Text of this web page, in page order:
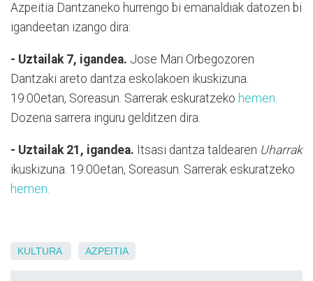
Azpeitia Dantzaneko hurrengo bi emanaldiak datozen bi
igandeetan izango dira:
- Uztailak 7, igandea. Jose Mari Orbegozoren
Dantzaki areto dantza eskolakoen ikuskizuna.
19:00etan, Soreasun. Sarrerak eskuratzeko hemen.
Dozena sarrera inguru gelditzen dira.
- Uztailak 21, igandea. Itsasi dantza taldearen Uharrak
ikuskizuna. 19:00etan, Soreasun. Sarrerak eskuratzeko
hemen.
KULTURA AZPEITIA